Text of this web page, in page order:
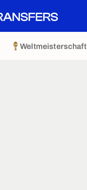
Weltmeisterschaft